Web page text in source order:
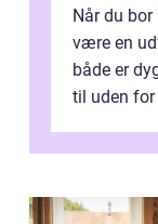
Når du
være en
både er
til uden